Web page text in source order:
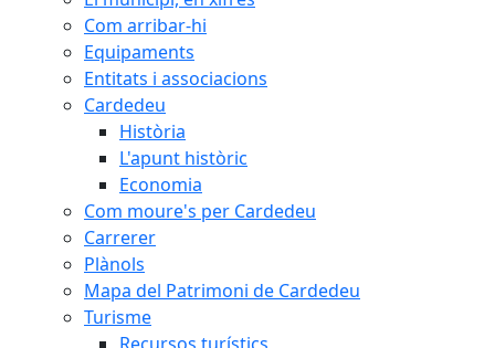
Com arribar-hi
Equipaments
Entitats i associacions
Cardedeu
Història
L'apunt històric
Economia
Com moure's per Cardedeu
Carrerer
Plànols
Mapa del Patrimoni de Cardedeu
Turisme